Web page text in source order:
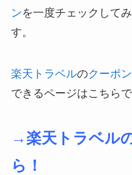
ンを一度チェックして
す。
楽天トラベルのクーポン
できるページはこちらで
→楽天トラベル
ら！